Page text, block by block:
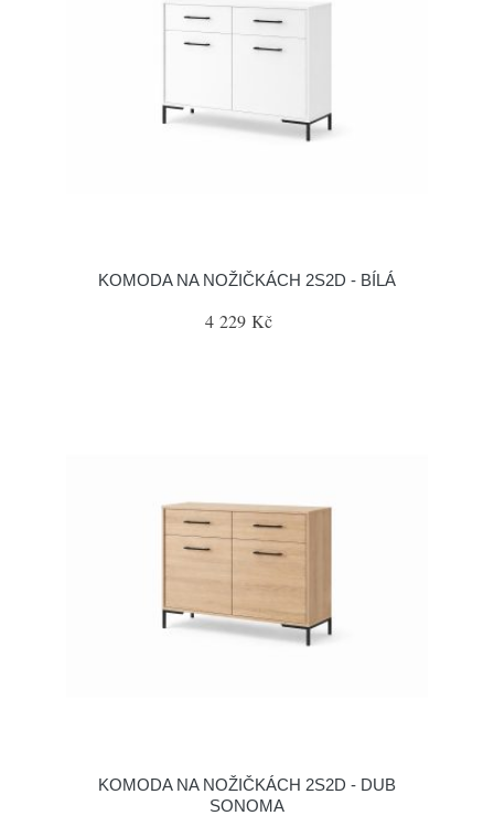
KOMODA NA NOŽIČKÁCH 2S2D - BÍLÁ
4 229 Kč
KOMODA NA NOŽIČKÁCH 2S2D - DUB
SONOMA